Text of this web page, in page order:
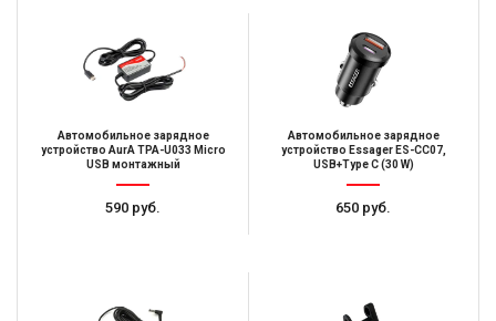
Автомобильное зарядное
устройство AurA TPA-U033 Micro
USB монтажный
590 руб.
Автомобильное зарядное
устройство Essager ES-CC07,
USB+Type C (30 W)
650 руб.